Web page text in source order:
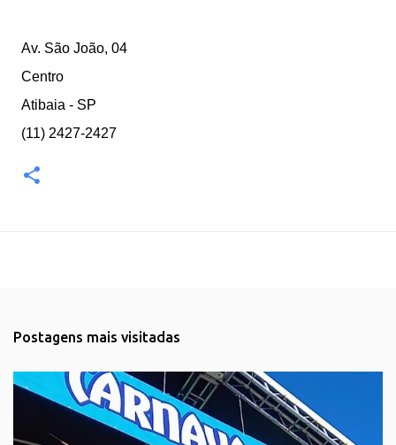
Av. São João, 04
Centro
Atibaia - SP
(11) 2427-2427
Postagens mais visitadas